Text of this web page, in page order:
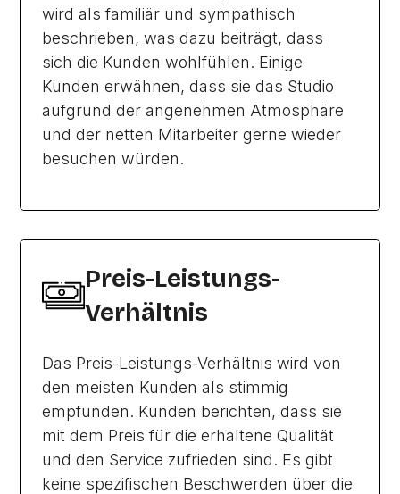
wird als familiär und sympathisch
beschrieben, was dazu beiträgt, dass
sich die Kunden wohlfühlen. Einige
Kunden erwähnen, dass sie das Studio
aufgrund der angenehmen Atmosphäre
und der netten Mitarbeiter gerne wieder
besuchen würden.
Preis-Leistungs-
Verhältnis
Das Preis-Leistungs-Verhältnis wird von
den meisten Kunden als stimmig
empfunden. Kunden berichten, dass sie
mit dem Preis für die erhaltene Qualität
und den Service zufrieden sind. Es gibt
keine spezifischen Beschwerden über die